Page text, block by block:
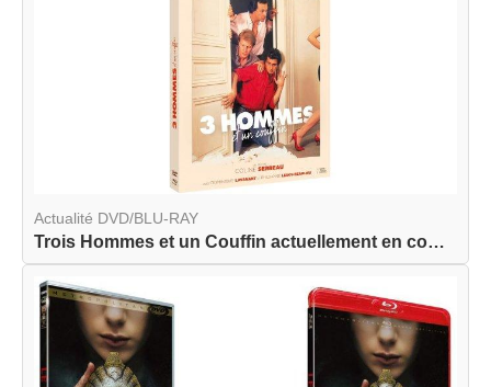
Actualité DVD/BLU-RAY
Trois Hommes et un Couffin actuellement en combo...